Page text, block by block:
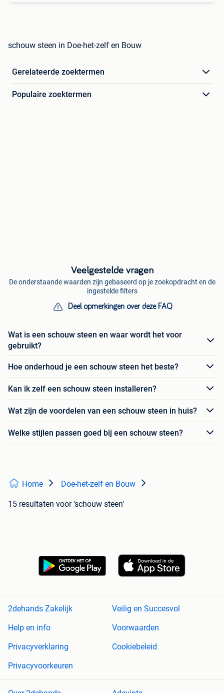
schouw steen in Doe-het-zelf en Bouw
Gerelateerde zoektermen
Populaire zoektermen
Veelgestelde vragen
De onderstaande waarden zijn gebaseerd op je zoekopdracht en de
ingestelde filters
Deel opmerkingen over deze FAQ
Wat is een schouw steen en waar wordt het voor
gebruikt?
Hoe onderhoud je een schouw steen het beste?
Kan ik zelf een schouw steen installeren?
Wat zijn de voordelen van een schouw steen in huis?
Welke stijlen passen goed bij een schouw steen?
Home Doe-het-zelf en Bouw
15 resultaten voor 'schouw steen'
2dehands Zakelijk
Veilig en Succesvol
Help en info
Voorwaarden
Privacyverklaring
Cookiebeleid
Privacyvoorkeuren